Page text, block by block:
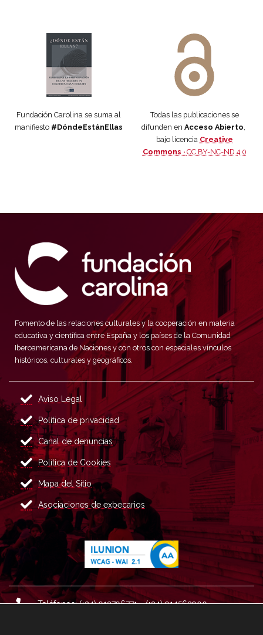
Fundación Carolina se suma al
manifiesto #DóndeEstánEllas
Todas las publicaciones se
difunden en Acceso Abierto,
bajo licencia Creative
Commons · CC BY-NC-ND 4.0
Fomento de las relaciones culturales y la cooperación en materia
educativa y científica entre España y los países de la Comunidad
Iberoamericana de Naciones y con otros con especiales vínculos
históricos, culturales y geográficos.
Aviso Legal
Política de privacidad
Canal de denuncias
Política de Cookies
Mapa del Sitio
Asociaciones de exbecarios
Teléfonos: (+34) 913796771 - (+34) 914562900